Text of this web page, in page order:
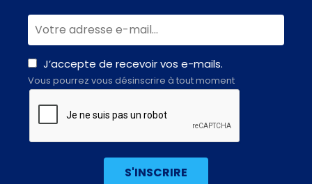
J’accepte de recevoir vos e-mails.
Vous pourrez vous désinscrire à tout moment